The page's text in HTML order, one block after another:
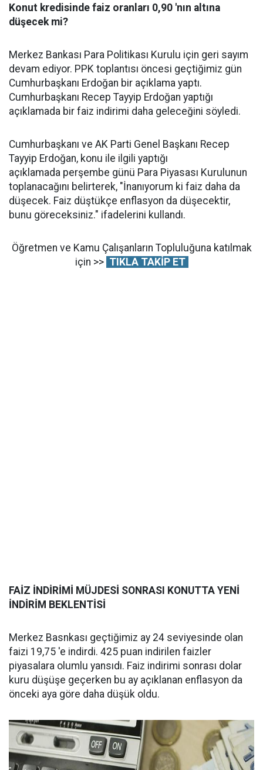
Konut kredisinde faiz oranları 0,90 'nın altına
düşecek mi?
Merkez Bankası Para Politikası Kurulu için geri sayım
devam ediyor. PPK toplantısı öncesi geçtiğimiz gün
Cumhurbaşkanı Erdoğan bir açıklama yaptı.
Cumhurbaşkanı Recep Tayyip Erdoğan yaptığı
açıklamada bir faiz indirimi daha geleceğini söyledi.
Cumhurbaşkanı ve AK Parti Genel Başkanı Recep
Tayyip Erdoğan, konu ile ilgili yaptığı
açıklamada perşembe günü Para Piyasası Kurulunun
toplanacağını belirterek, "İnanıyorum ki faiz daha da
düşecek. Faiz düştükçe enflasyon da düşecektir,
bunu göreceksiniz." ifadelerini kullandı.
Öğretmen ve Kamu Çalışanların Topluluğuna katılmak
için >> TIKLA TAKİP ET
FAİZ İNDİRİMİ MÜJDESİ SONRASI KONUTTA YENİ
İNDİRİM BEKLENTİSİ
Merkez Basnkası geçtiğimiz ay 24 seviyesinde olan
faizi 19,75 'e indirdi. 425 puan indirilen faizler
piyasalara olumlu yansıdı. Faiz indirimi sonrası dolar
kuru düşüşe geçerken bu ay açıklanan enflasyon da
önceki aya göre daha düşük oldu.